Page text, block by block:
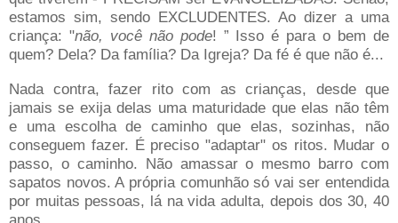
estamos sim, sendo EXCLUDENTES. Ao dizer a uma
criança: "não, você não pode! ” Isso é para o bem de
quem? Dela? Da família? Da Igreja? Da fé é que não é...
Nada contra, fazer rito com as crianças, desde que
jamais se exija delas uma maturidade que elas não têm
e uma escolha de caminho que elas, sozinhas, não
conseguem fazer. É preciso "adaptar" os ritos. Mudar o
passo, o caminho. Não amassar o mesmo barro com
sapatos novos. A própria comunhão só vai ser entendida
por muitas pessoas, lá na vida adulta, depois dos 30, 40